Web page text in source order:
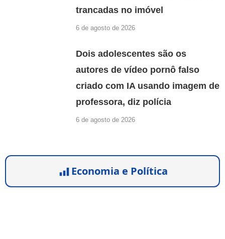
trancadas no imóvel
6 de agosto de 2026
Dois adolescentes são os
autores de vídeo pornô falso
criado com IA usando imagem de
professora, diz polícia
6 de agosto de 2026
Economia e Política